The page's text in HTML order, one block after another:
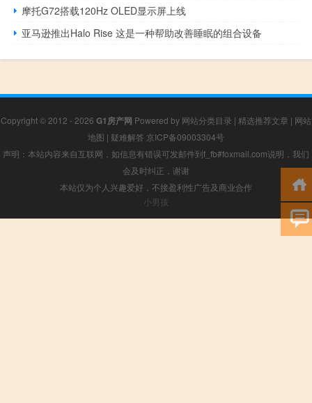
摩托G72搭载120Hz OLED显示屏上线
亚马逊推出Halo Rise 这是一种帮助改善睡眠的组合设备
Copyright © 2012 - 2026 G1房产网 Powered by 网站分类目录 | 精选推荐文章 | 网站
地图 | 疑难解答 京ICP备09003304号
声明：本站内容来自互联网，如信息有错误可发邮件到f_fb#foxmail.com说明，我们
会及时纠正，谢谢
本站仅为个人兴趣爱好，不接盈利性广告及商业合作
小男孩